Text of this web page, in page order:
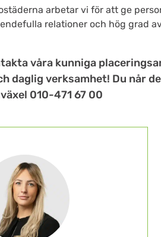
arbetar vi för att ge
relationer och hög grad
våra kunniga
daglig verksamhet! Du når
010-471 67 00